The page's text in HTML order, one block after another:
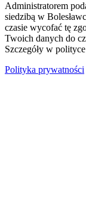
Administratorem
siedzibą w
czasie wycofać tę
Twoich danych do
Szczegóły w
Polityka prywatności